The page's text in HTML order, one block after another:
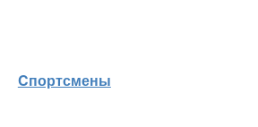
Cпортсмены